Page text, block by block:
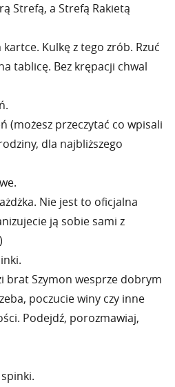
Strefą, a Strefą Rakietą
Kulkę z tego zrób. Rzuć
tablicę. Bez krępacji chwal
(możesz przeczytać co wpisali
dla najbliższego
Nie jest to oficjalna
ją sobie sami z
brat Szymon wesprze dobrym
poczucie winy czy inne
Podejdź, porozmawiaj,